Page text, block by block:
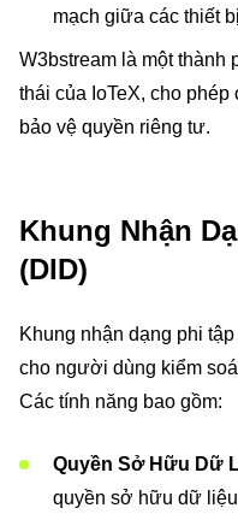
mạch giữa các thiết
W3bstream là một thành
thái của IoTeX, cho
bảo vệ quyền riêng tư.
Khung Nhận
(DID)
Khung nhận dạng phi
cho người dùng kiểm
Các tính năng bao gồm:
Quyền Sở Hữu Dữ
quyền sở hữu dữ